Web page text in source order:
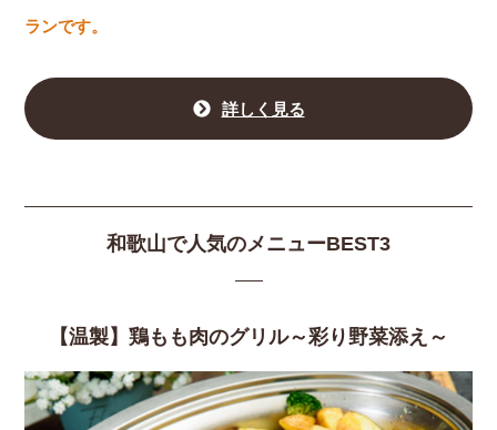
ランです。
詳しく見る
和歌山で人気のメニューBEST3
【温製】鶏もも肉のグリル～彩り野菜添え～